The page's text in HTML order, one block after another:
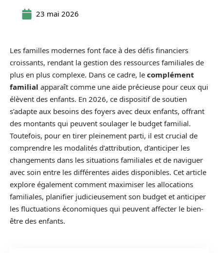
23 mai 2026
Les familles modernes font face à des défis financiers
croissants, rendant la gestion des ressources familiales de
plus en plus complexe. Dans ce cadre, le complément
familial apparaît comme une aide précieuse pour ceux qui
élèvent des enfants. En 2026, ce dispositif de soutien
s’adapte aux besoins des foyers avec deux enfants, offrant
des montants qui peuvent soulager le budget familial.
Toutefois, pour en tirer pleinement parti, il est crucial de
comprendre les modalités d’attribution, d’anticiper les
changements dans les situations familiales et de naviguer
avec soin entre les différentes aides disponibles. Cet article
explore également comment maximiser les allocations
familiales, planifier judicieusement son budget et anticiper
les fluctuations économiques qui peuvent affecter le bien-
être des enfants.